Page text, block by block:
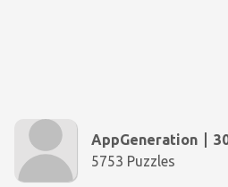
AppGeneration
5753 Puzzles